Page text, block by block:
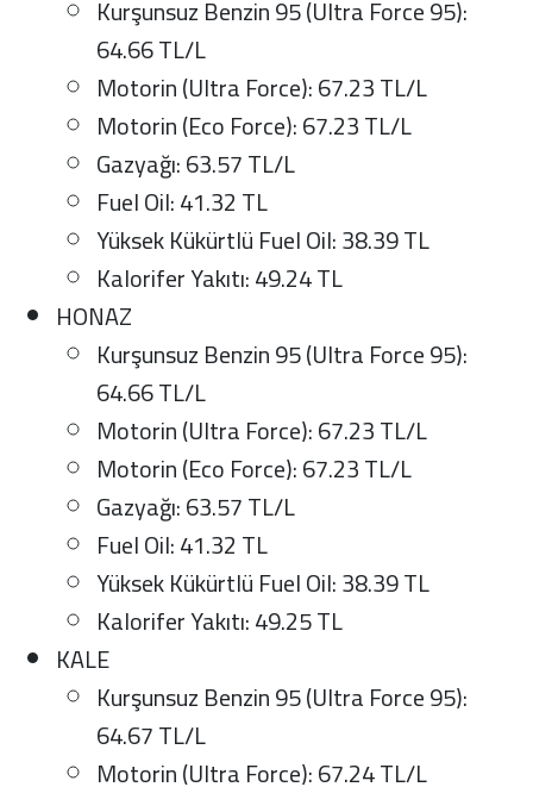
Kurşunsuz Benzin 95 (Ultra Force 95):
64.66 TL/L
Motorin (Ultra Force): 67.23 TL/L
Motorin (Eco Force): 67.23 TL/L
Gazyağı: 63.57 TL/L
Fuel Oil: 41.32 TL
Yüksek Kükürtlü Fuel Oil: 38.39 TL
Kalorifer Yakıtı: 49.24 TL
HONAZ
Kurşunsuz Benzin 95 (Ultra Force 95):
64.66 TL/L
Motorin (Ultra Force): 67.23 TL/L
Motorin (Eco Force): 67.23 TL/L
Gazyağı: 63.57 TL/L
Fuel Oil: 41.32 TL
Yüksek Kükürtlü Fuel Oil: 38.39 TL
Kalorifer Yakıtı: 49.25 TL
KALE
Kurşunsuz Benzin 95 (Ultra Force 95):
64.67 TL/L
Motorin (Ultra Force): 67.24 TL/L